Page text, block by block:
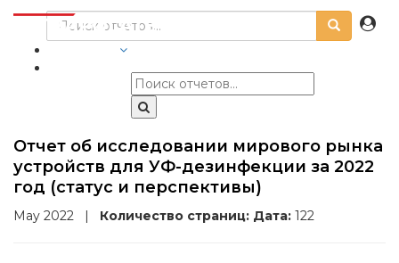
Отчет об исследовании мирового рынка
устройств для УФ-дезинфекции за 2022
год (статус и перспективы)
May 2022 | Количество страниц: Дата: 122